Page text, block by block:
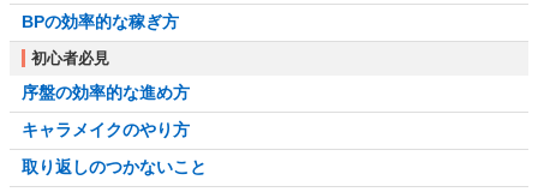
BPの効率的な稼ぎ方
初心者必見
序盤の効率的な進め方
キャラメイクのやり方
取り返しのつかないこと